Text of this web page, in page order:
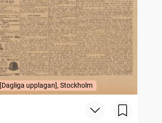
[Dagliga upplagan], Stockholm